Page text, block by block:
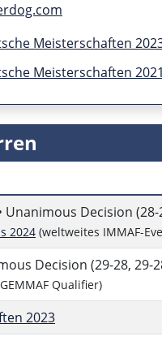
Meisterschaften
Meisterschaften 2021
Decision (28-
2024 (weltweites IMMAF-
Decision (29-28, 29-
Qualifier)
2023